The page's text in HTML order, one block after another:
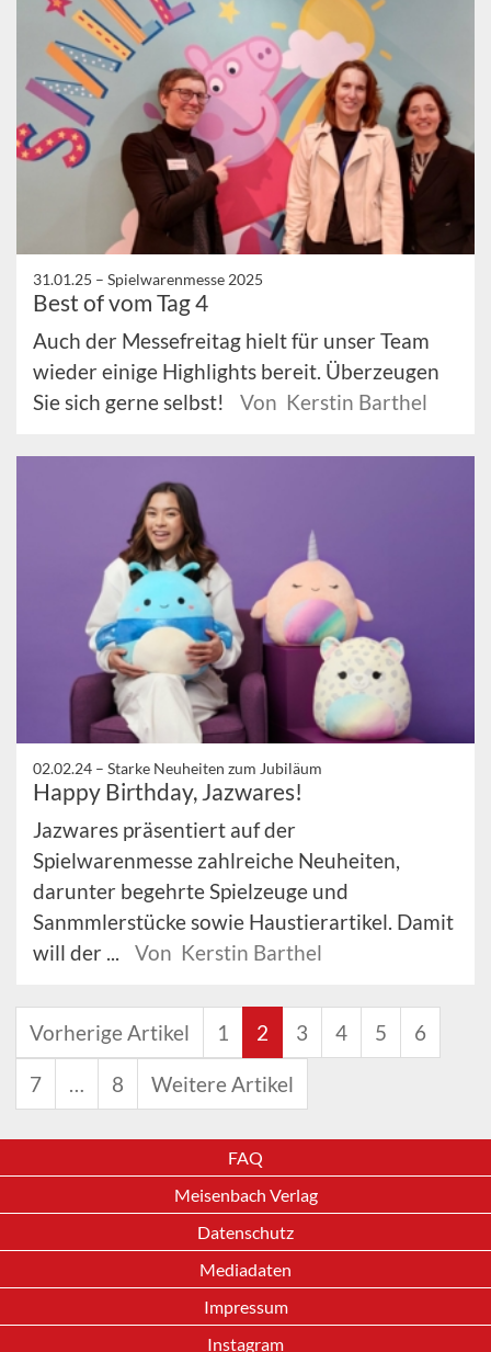
31.01.25 – Spielwarenmesse 2025
Best of vom Tag 4
Auch der Messefreitag hielt für unser Team
wieder einige Highlights bereit. Überzeugen
Sie sich gerne selbst!
Von Kerstin Barthel
02.02.24 – Starke Neuheiten zum Jubiläum
Happy Birthday, Jazwares!
Jazwares präsentiert auf der
Spielwarenmesse zahlreiche Neuheiten,
darunter begehrte Spielzeuge und
Sanmmlerstücke sowie Haustierartikel. Damit
will der ...
Von Kerstin Barthel
Vorherige Artikel 1 2 3 4 5 6
7 … 8 Weitere Artikel
FAQ
Meisenbach Verlag
Datenschutz
Mediadaten
Impressum
Instagram